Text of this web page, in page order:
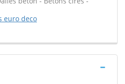
euro deco